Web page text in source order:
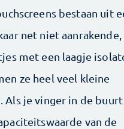
bestaan uit
net niet aan­rakende,
met een laagje
ze heel veel kleine
Als je vinger in de
van de